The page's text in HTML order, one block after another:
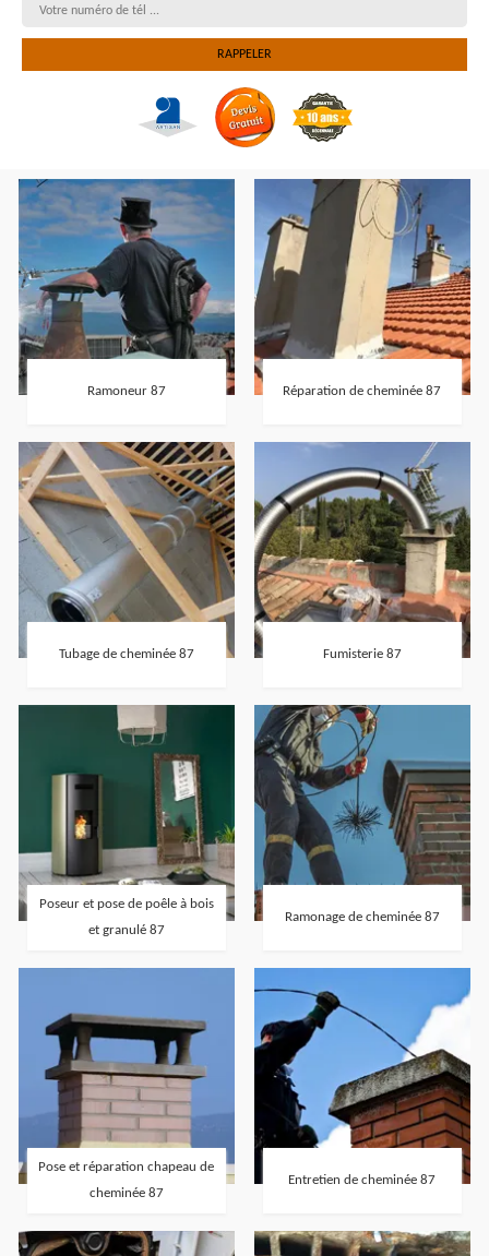
Ramoneur 87 Réparation de cheminée 87
Tubage de cheminée 87 Fumisterie 87
Poseur et pose de poêle à bois
et granulé 87
Ramonage de cheminée 87
Pose et réparation chapeau de
cheminée 87
Entretien de cheminée 87